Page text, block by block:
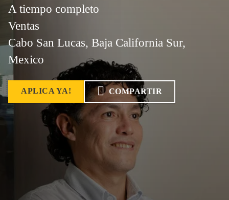
A tiempo completo
Ventas
Cabo San Lucas, Baja California Sur,
Mexico
APLICA YA! COMPARTIR